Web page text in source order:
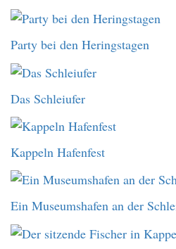
Party bei den Heringstagen
Das Schleiufer
Kappeln Hafenfest
Ein Museumshafen an der